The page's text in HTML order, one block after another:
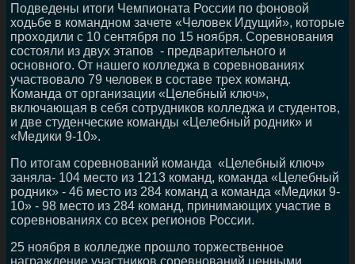
Подведены итоги Чемпионата России по фоновой
ходьбе в командном зачете «Человек Идущий», которые
проходили с 10 сентября по 15 ноября. Соревнования
состояли из двух этапов - предварительного и
основного. От нашего колледжа в соревнованиях
участвовало 79 человек в составе трех команд.
Команда от организации «Целебный ключ»,
включающая в себя сотрудников колледжа и студентов,
и две студенческие команды «Целебный родник» и
«Медики 9-10».
По итогам соревнований команда «Целебный ключ»
заняла- 104 место из 1213 команд, команда «Целебный
родник» - 46 место из 284 команд а команда «Медики 9-
10» - 98 место из 284 команд, принимающих участие в
соревнованиях со всех регионов России.
25 ноября в колледже прошло торжественное
награждение участников соревнований ценными